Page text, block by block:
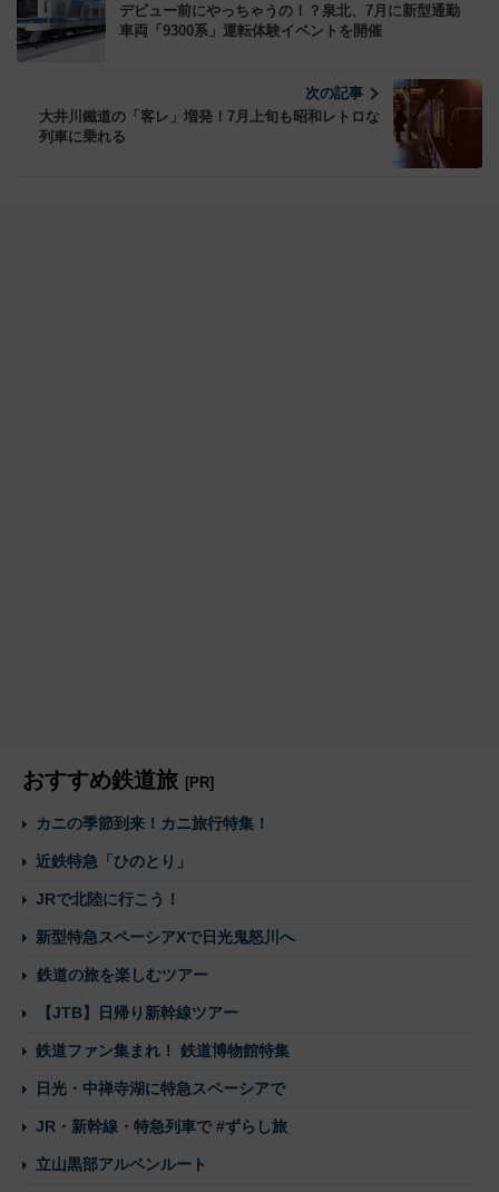
デビュー前にやっちゃうの！？泉北、7月に新型通勤
車両「9300系」運転体験イベントを開催
次の記事
大井川鐵道の「客レ」増発！7月上旬も昭和レトロな
列車に乗れる
おすすめ鉄道旅 [PR]
カニの季節到来！カニ旅行特集！
近鉄特急「ひのとり」
JRで北陸に行こう！
新型特急スペーシアXで日光鬼怒川へ
鉄道の旅を楽しむツアー
【JTB】日帰り新幹線ツアー
鉄道ファン集まれ！ 鉄道博物館特集
日光・中禅寺湖に特急スペーシアで
JR・新幹線・特急列車で #ずらし旅
立山黒部アルペンルート